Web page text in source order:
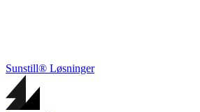
Sunstill® Løsninger